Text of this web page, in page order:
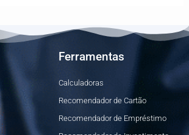
Ferramentas
Calculadoras
Recomendador de Cartão
Recomendador de Empréstimo